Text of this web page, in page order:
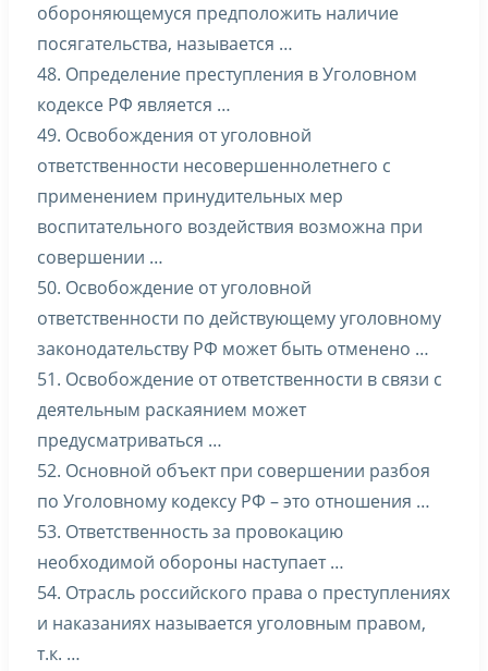
обороняющемуся предположить наличие
посягательства, называется …
48. Определение преступления в Уголовном
кодексе РФ является …
49. Освобождения от уголовной
ответственности несовершеннолетнего с
применением принудительных мер
воспитательного воздействия возможна при
совершении …
50. Освобождение от уголовной
ответственности по действующему уголовному
законодательству РФ может быть отменено …
51. Освобождение от ответственности в связи с
деятельным раскаянием может
предусматриваться …
52. Основной объект при совершении разбоя
по Уголовному кодексу РФ – это отношения …
53. Ответственность за провокацию
необходимой обороны наступает …
54. Отрасль российского права о преступлениях
и наказаниях называется уголовным правом,
т.к. …